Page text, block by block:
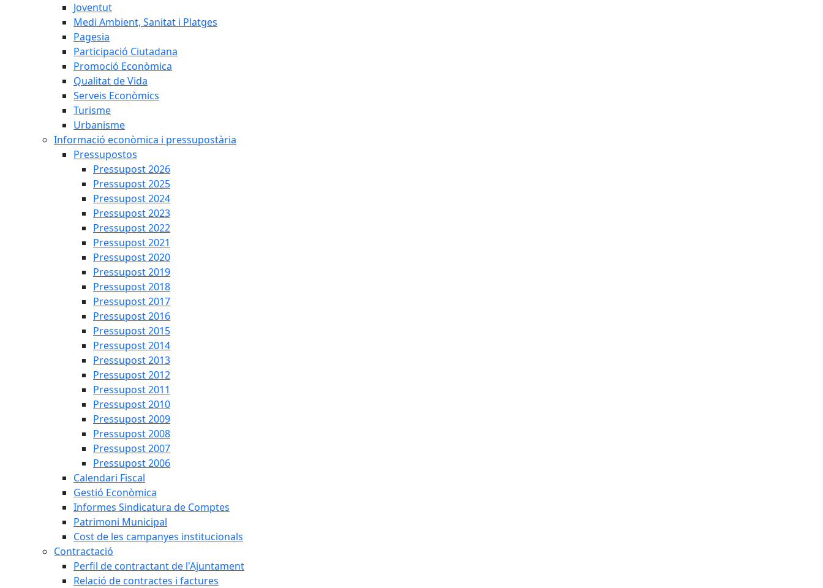
Joventut
Medi Ambient, Sanitat i Platges
Pagesia
Participació Ciutadana
Promoció Econòmica
Qualitat de Vida
Serveis Econòmics
Turisme
Urbanisme
Informació econòmica i pressupostària
Pressupostos
Pressupost 2026
Pressupost 2025
Pressupost 2024
Pressupost 2023
Pressupost 2022
Pressupost 2021
Pressupost 2020
Pressupost 2019
Pressupost 2018
Pressupost 2017
Pressupost 2016
Pressupost 2015
Pressupost 2014
Pressupost 2013
Pressupost 2012
Pressupost 2011
Pressupost 2010
Pressupost 2009
Pressupost 2008
Pressupost 2007
Pressupost 2006
Calendari Fiscal
Gestió Econòmica
Informes Sindicatura de Comptes
Patrimoni Municipal
Cost de les campanyes institucionals
Contractació
Perfil de contractant de l'Ajuntament
Relació de contractes i factures